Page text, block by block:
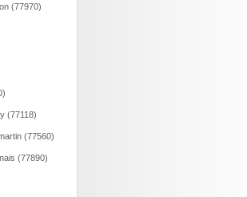
(77970)
(77118)
(77560)
(77890)